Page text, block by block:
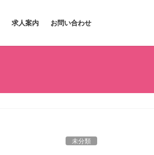
求人案内 お問い合わせ
未分類